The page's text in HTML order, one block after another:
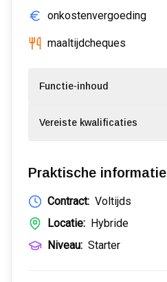
onkostenvergoeding
maaltijdcheques
Functie-inhoud
Vereiste kwalificaties
Praktische informatie
Contract: Voltijds
Locatie: Hybride
Niveau: Starter